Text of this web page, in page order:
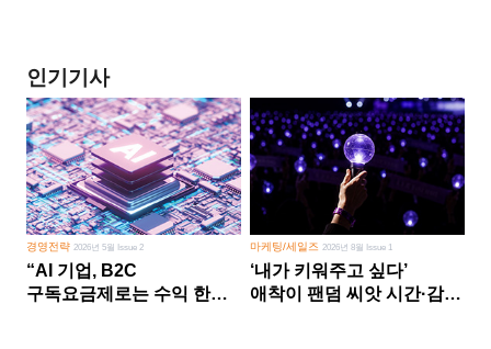
인기기사
경영전략 2026년 5월 Issue 2
“AI 기업, B2C
구독요금제로는 수익 한계
마케팅/세일즈 2026년 8월 Issue 1
‘내가 키워주고 싶다’
애착이 팬덤 씨앗 시간·감정